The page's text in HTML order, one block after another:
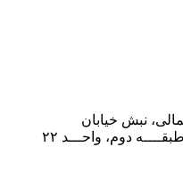
نبش خیابان
دوم، واحـــد ۲۲